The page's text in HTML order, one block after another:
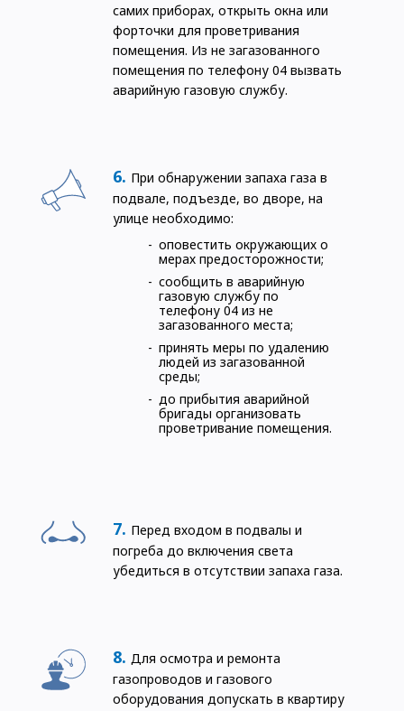
самих приборах, открыть окна или
форточки для проветривания
помещения. Из не загазованного
помещения по телефону 04 вызвать
аварийную газовую службу.
При обнаружении запаха газа в
подвале, подъезде, во дворе, на
улице необходимо:
оповестить окружающих о
мерах предосторожности;
сообщить в аварийную
газовую службу по
телефону 04 из не
загазованного места;
принять меры по удалению
людей из загазованной
среды;
до прибытия аварийной
бригады организовать
проветривание помещения.
Перед входом в подвалы и
погреба до включения света
убедиться в отсутствии запаха газа.
Для осмотра и ремонта
газопроводов и газового
оборудования допускать в квартиру